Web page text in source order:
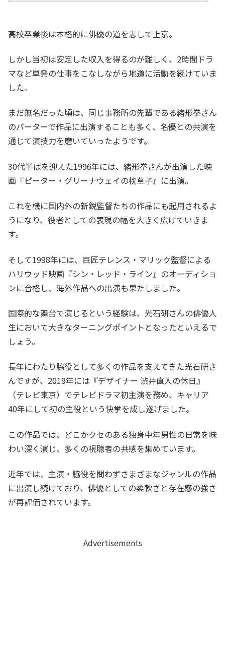
高校卒業後は本格的に俳優の道を志して上京。
しかし当初は安定した収入を得るのが難しく、2時間ドラ
マなど単発の仕事をこなしながら地道に活動を続けていま
した。
まだ無名だった頃は、同じ事務所の先輩である緒形拳さん
のバーターで作品に出演することも多く、名優との共演を
通じて演技力を磨いていったようです。
30代半ばを迎えた1996年には、緒形拳さんが出演した映
画『ピーター・グリーナウェイの枕草子』に出演。
これを機に国内外の新鋭監督たちの作品にも起用されるよ
うになり、役者としての表現の幅を大きく広げていきま
す。
そして1998年には、巨匠テレンス・マリック監督による
ハリウッド映画『シン・レッド・ライン』のオーディショ
ンに合格し、海外作品への出演も果たしました。
国際的な舞台で演じるという経験は、光石研さんの俳優人
生において大きなターニングポイントとなったといえるで
しょう。
長年にわたり脇役として多くの作品を支えてきた光石研さ
んですが、2019年には『デザイナー 渋井直人の休日』
（テレビ東京）でテレビドラマ初主演を務め、キャリア
40年にして初の主役という快挙を成し遂げました。
この作品では、どこかクセのある独身中年男性の日常を味
わい深く演じ、多くの視聴者の共感を集めています。
近年では、主演・脇役を問わずさまざまなジャンルの作品
に出演し続けており、俳優としての柔軟さと存在感の強さ
が再評価されています。
Advertisements